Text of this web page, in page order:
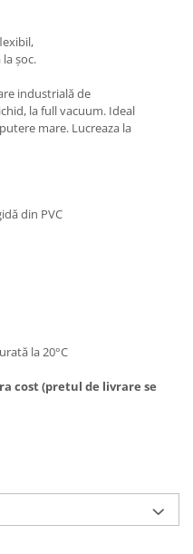
șoc.
industrială de
la full vacuum. Ideal
mare. Lucreaza la
din PVC
la 20°C
cost (pretul de livrare se